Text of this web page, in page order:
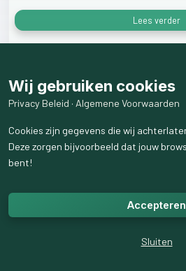
Lees verder
Wij gebruiken cookies
Privacy Beleid · Algemene Voorwaarden
Cookies zijn gegevens die wij
Deze zorgen bijvoorbeeld dat jouw
bent!
Accepteren
Sluiten